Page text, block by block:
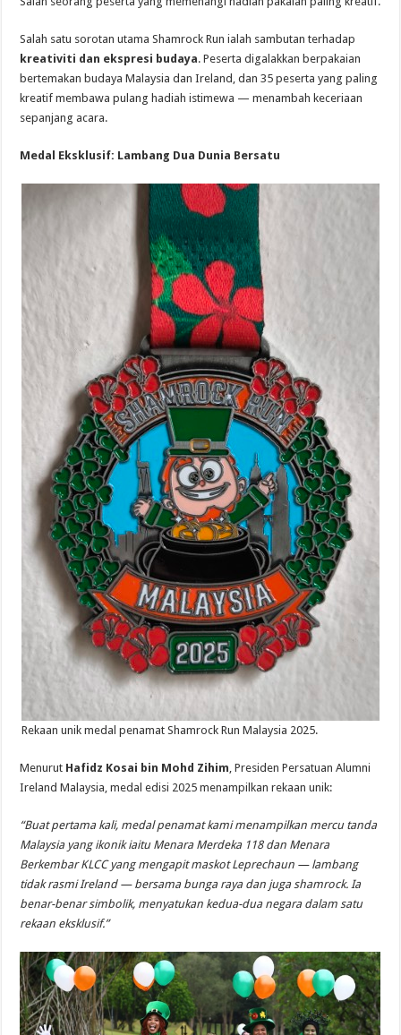
Salah satu sorotan utama Shamrock Run ialah sambutan terhadap
kreativiti dan ekspresi budaya. Peserta digalakkan berpakaian
bertemakan budaya Malaysia dan Ireland, dan 35 peserta yang paling
kreatif membawa pulang hadiah istimewa — menambah keceriaan
sepanjang acara.
Medal Eksklusif: Lambang Dua Dunia Bersatu
Rekaan unik medal penamat Shamrock Run Malaysia 2025.
Menurut Hafidz Kosai bin Mohd Zihim , Presiden Persatuan Alumni
Ireland Malaysia, medal edisi 2025 menampilkan rekaan unik:
“Buat pertama kali, medal penamat kami menampilkan mercu tanda
Malaysia yang ikonik iaitu Menara Merdeka 118 dan Menara
Berkembar KLCC yang mengapit maskot Leprechaun — lambang
tidak rasmi Ireland — bersama bunga raya dan juga shamrock. Ia
benar-benar simbolik, menyatukan kedua-dua negara dalam satu
rekaan eksklusif.”